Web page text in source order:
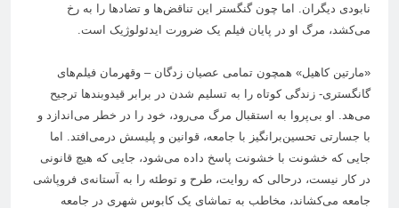
نابودی دیگران. اما چون گنگستر این تناقض‌ها و تضادها را به رخ
می‌کشد، مرگ او در پایان فیلم یک ضرورت ایدئولوژیک است.
«مارتین کاهیل» همچون تمامی عصیان زدگان – وقهرمان فیلم‌های
گانگستری- زندگی کوتاه را به تسلیم شدن در برابر قیدوبندها ترجیح
می‌هد. او بی‌پروا به استقبال مرگ می‌رود، خود را در خطر می‌اندازد و
با جسارتی تحسین‌برانگیز با جامعه، قوانین و پلیسش درمی‌افتد. اما
جایی که خشونت با خشونت پاسخ داده می‌شود، جایی که هیچ قانونی
در کار نیست، درحالی که روایت، طرح و توطئه را به آستانه‌ی فروپاشی
جامعه می‌کشاند، مخاطب به تماشای یک کابوس شهری در جامعه